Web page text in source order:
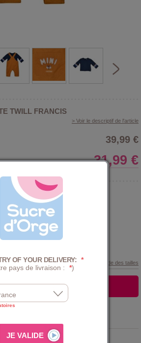
TWILL FRANCIS
> Voir le descriptif de l'article
39,99 €
31,99 €
12 Mois 18 Mois
Guide des tailles
AU PANIER
Ajouter à la
OF YOUR DELIVERY: *
pays de livraison :
*)